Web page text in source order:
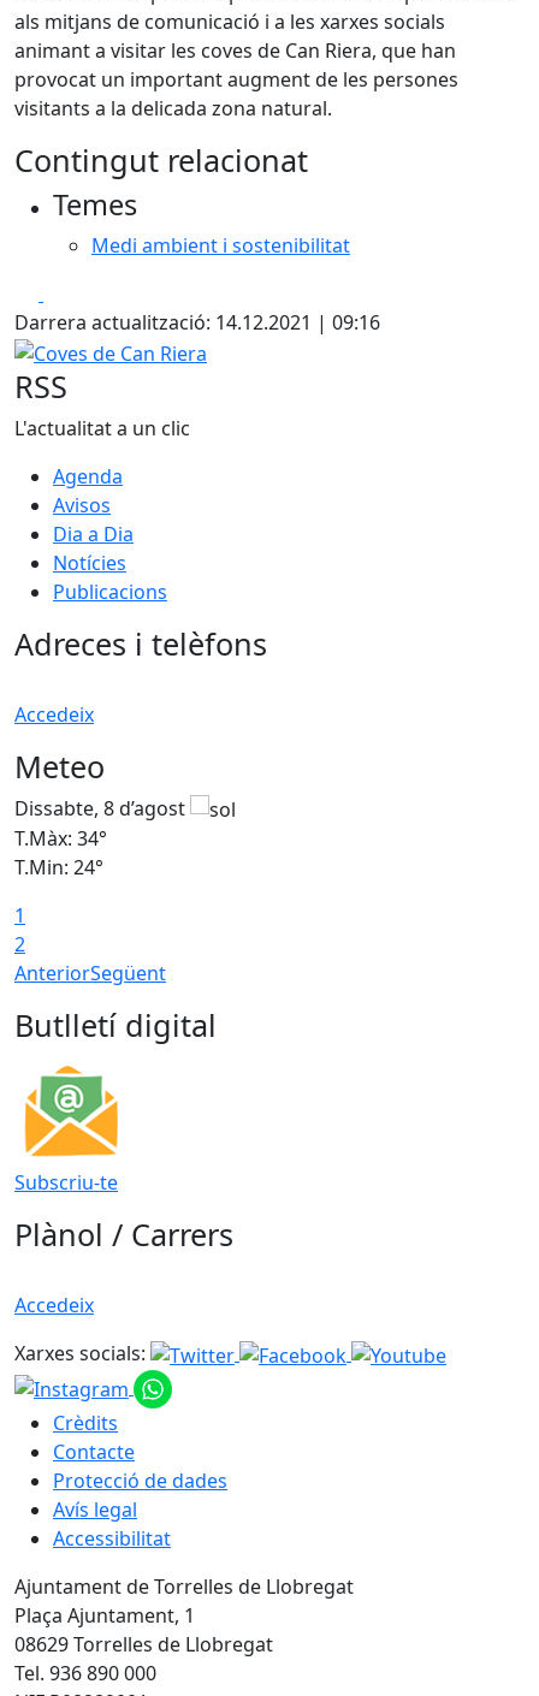
als mitjans de comunicació i a les xarxes socials
animant a visitar les coves de Can Riera, que han
provocat un important augment de les persones
visitants a la delicada zona natural.
Contingut relacionat
Temes
Medi ambient i sostenibilitat
Darrera actualització: 14.12.2021 | 09:16
Coves de Can Riera
RSS
L'actualitat a un clic
Agenda
Avisos
Dia a Dia
Notícies
Publicacions
Adreces i telèfons
Accedeix
Meteo
Dissabte, 8 d’agost
T.Màx: 34°
T.Min: 24°
1
2
AnteriorSegüent
Butlletí digital
Subscriu-te
Plànol / Carrers
Accedeix
Xarxes socials:
Crèdits
Contacte
Protecció de dades
Avís legal
Accessibilitat
Ajuntament de Torrelles de Llobregat
Plaça Ajuntament, 1
08629 Torrelles de Llobregat
Tel. 936 890 000